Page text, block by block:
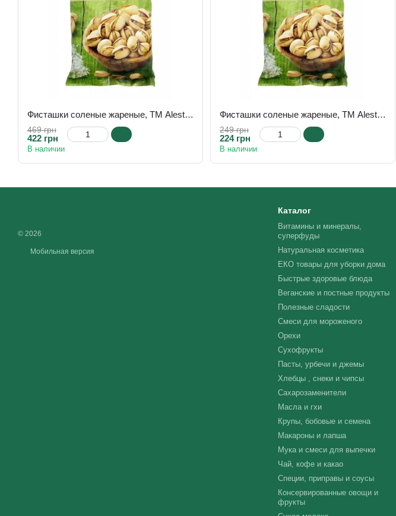
Фисташки соленые жареные, ТМ Alesto, 500 г
469 грн
422 грн
В наличии
Фисташки соленые жареные, ТМ Alesto, 250 г
249 грн
224 грн
В наличии
© 2026
Мобильная версия
Каталог
Витамины и минералы,
суперфуды
Натуральная косметика
ЕКО товары для уборки дома
Быстрые здоровые блюда
Веганские и постные продукты
Полезные сладости
Смеси для мороженого
Орехи
Сухофрукты
Пасты, урбечи и джемы
Хлебцы , снеки и чипсы
Сахарозаменители
Масла и гхи
Крупы, бобовые и семена
Макароны и лапша
Мука и смеси для выпечки
Чай, кофе и какао
Специи, приправы и соусы
Консервированные овощи и
фрукты